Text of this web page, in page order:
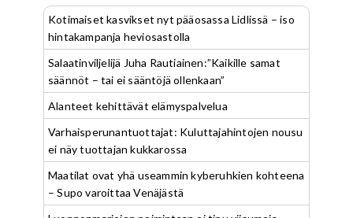
Kotimaiset kasvikset nyt pääosassa Lidlissä – iso
hintakampanja heviosastolla
Salaatinviljelijä Juha Rautiainen:”Kaikille samat
säännöt – tai ei sääntöjä ollenkaan”
Alanteet kehittävät elämyspalvelua
Varhaisperunantuottajat: Kuluttajahintojen nousu
ei näy tuottajan kukkarossa
Maatilat ovat yhä useammin kyberuhkien kohteena
– Supo varoittaa Venäjästä